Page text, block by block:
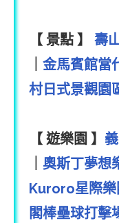
【 景點 】 壽
金馬賓館當
村日式景觀園
【 遊樂園 】
奧斯丁夢想
Kuroro星際樂
閣棒壘球打擊